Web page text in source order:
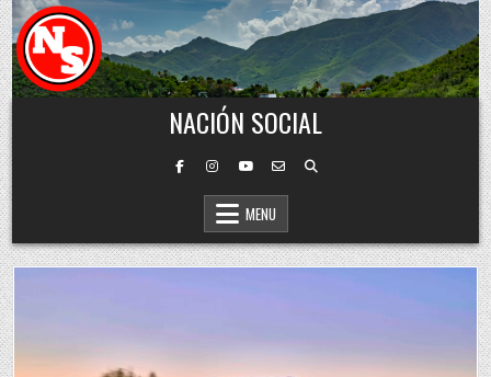
Skip to content
NACIÓN SOCIAL
MENU